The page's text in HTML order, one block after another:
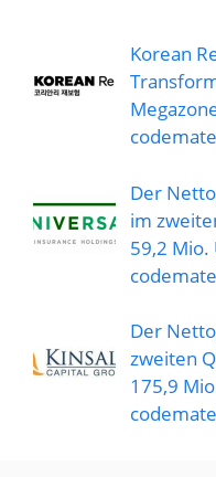
Korean
Der
im
59,2 Mio.
Der
zweiten
175,9